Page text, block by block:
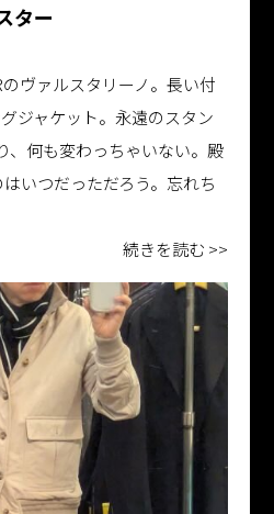
ター
ヴァルスタリーノ。長い付
ジャケット。永遠のスタン
、何も変わっちゃいない。殿
いつだっただろう。忘れち
続きを読む >>